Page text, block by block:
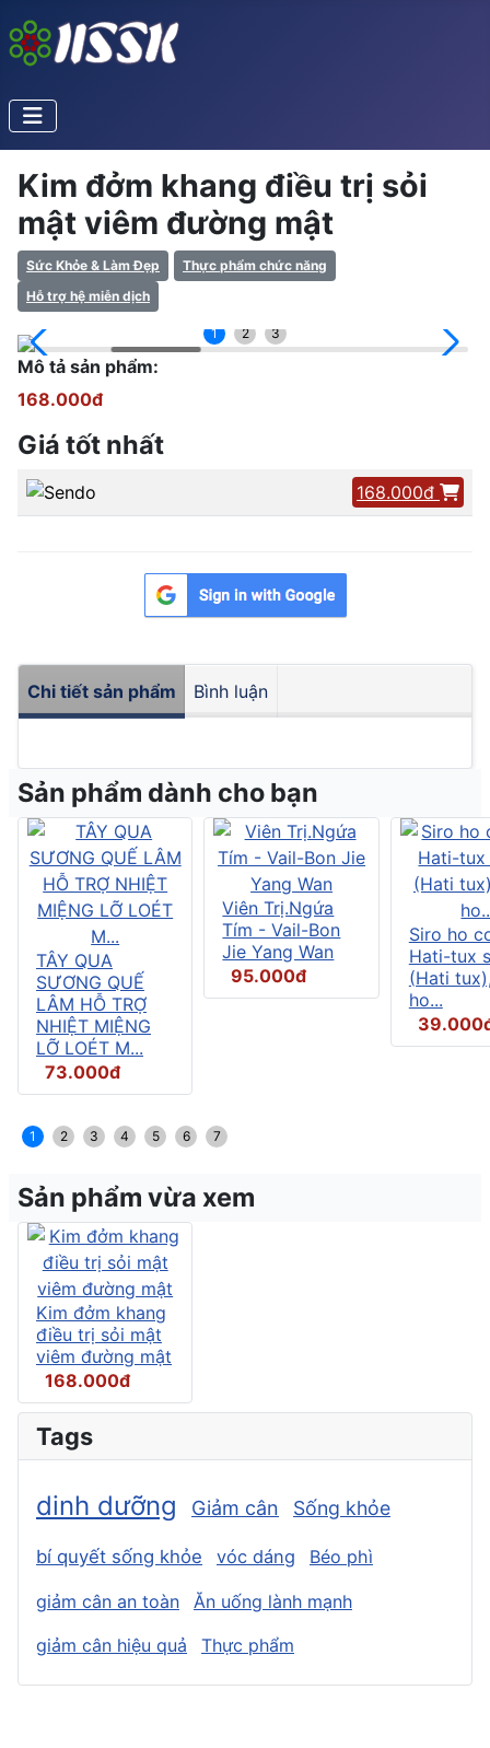
Kim đởm khang điều trị sỏi
mật viêm đường mật
Sức Khỏe & Làm Đẹp
Thực phẩm chức năng
Hỗ trợ hệ miễn dịch
1 2 3
Mô tả sản phẩm:
168.000đ
Giá tốt nhất
168.000đ
Chi tiết sản phẩm Bình luận
Sản phẩm dành cho bạn
TÂY QUA
SƯƠNG QUẾ
LÂM HỖ TRỢ
NHIỆT MIỆNG
LỠ LOÉT M...
73.000đ
Viên Trị.Ngứa
Tím - Vail-Bon
Jie Yang Wan
95.000đ
Siro ho
Hati-tux
(Hati
ho...
1 2 3 4 5 6 7
Sản phẩm vừa xem
Kim đởm khang
điều trị sỏi mật
viêm đường mật
168.000đ
Tags
dinh dưỡng Giảm cân Sống khỏe
bí quyết sống khỏe vóc dáng Béo phì
giảm cân an toàn
Ăn uống lành mạnh
giảm cân hiệu quả
Thực phẩm